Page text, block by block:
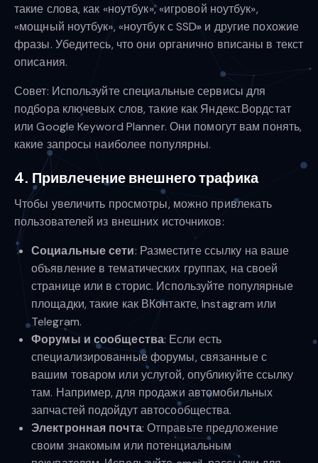
такие слова, как «ноутбук», «игровой ноутбук»,
«мощный ноутбук», «ноутбук с SSD» и другие похожие
фразы. Убедитесь, что они органично вписаны в текст
описания.
Совет: Используйте специальные сервисы для
подбора ключевых слов, такие как Яндекс.Вордстат
или Google Keyword Planner. Они помогут вам понять,
какие запросы наиболее популярны.
4. Привлечение внешнего трафика
Чтобы увеличить просмотры, можно привлекать
пользователей из внешних источников:
Социальные сети: Разместите ссылку на ваше
объявление в тематических группах, на своей
странице или в сторис. Используйте популярные
площадки, такие как ВКонтакте, Instagram или
Telegram.
Форумы и сообщества: Если есть
специализированные форумы, связанные с
вашим товаром или услугой, опубликуйте ссылку
там. Например, для продажи автомобильных
запчастей подойдут автосообщества.
Электронная почта: Отправьте предложение
своим знакомым или потенциальным